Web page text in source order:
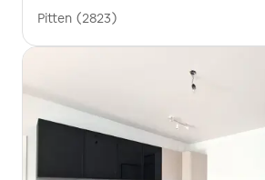
Pitten (2823)